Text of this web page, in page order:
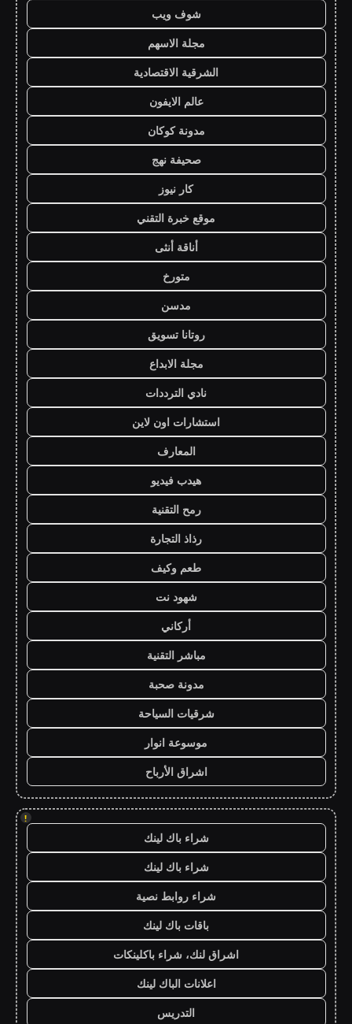
شوف ويب
مجلة الاسهم
الشرقية الاقتصادية
عالم الايفون
مدونة كوكان
صحيفة نهج
كار نيوز
موقع خبرة التقني
أناقة أنثى
متورخ
مدسن
روتانا تسويق
مجلة الابداع
نادي الترددات
استشارات اون لاين
المعارف
هيدب فيديو
رمح التقنية
رذاذ التجارة
طعم وكيف
شهود نت
أركاني
مباشر التقنية
مدونة صحبة
شرقيات السياحة
موسوعة انوار
اشراق الأرباح
!
شراء باك لينك
شراء باك لينك
شراء روابط نصية
باقات باك لينك
اشراق لنك، شراء باكلينكات
اعلانات الباك لينك
التدريس